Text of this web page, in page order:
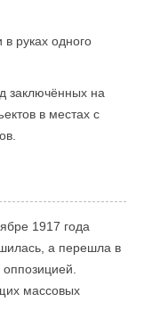
руках одного
заключённых на
в местах с
1917 года
а перешла в
массовых